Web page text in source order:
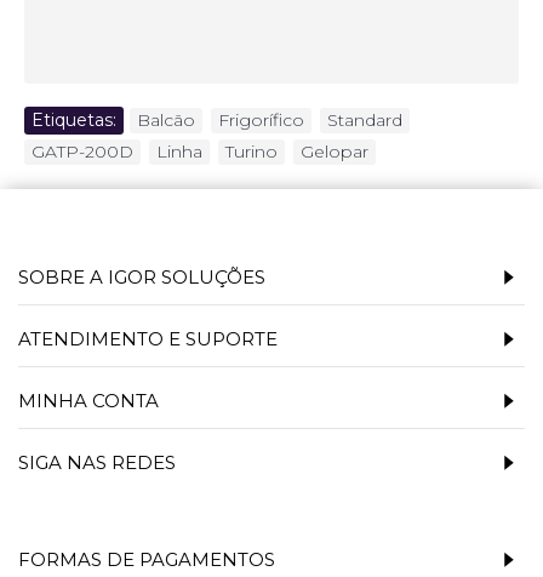
Etiquetas: Balcão Frigorífico Standard
GATP-200D
Linha Turino Gelopar
SOBRE A IGOR SOLUÇÕES
ATENDIMENTO E SUPORTE
MINHA CONTA
SIGA NAS REDES
FORMAS DE PAGAMENTOS